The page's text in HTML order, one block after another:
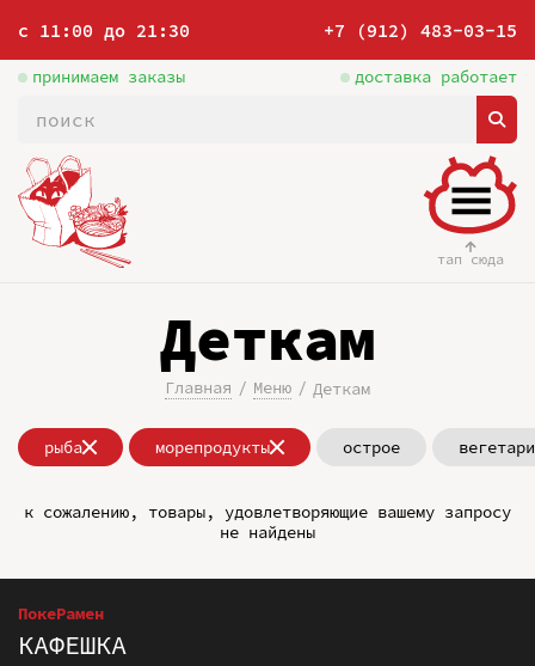
с 11:00 до 21:30 +7 (912) 483-03-15
принимаем заказы доставка работает
тап сюда
Деткам
Главная Меню Деткам
рыба морепродукты острое
к сожалению, товары, удовлетворяющие вашему запросу
не найдены
ПокеРамен
КАФЕШКА